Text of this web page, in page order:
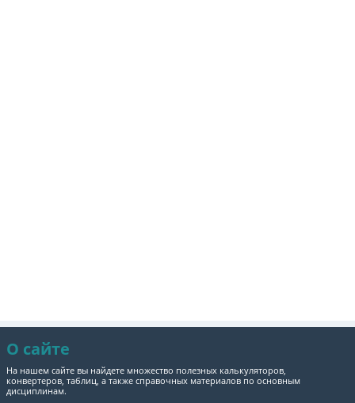
О сайте
На нашем сайте вы найдете множество полезных калькуляторов,
конвертеров, таблиц, а также справочных материалов по основным
дисциплинам.